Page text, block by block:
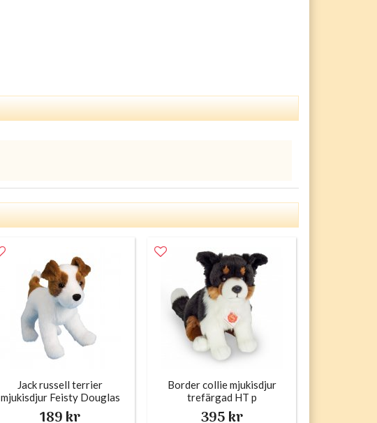
Jack russell terrier
mjukisdjur Feisty Douglas
189 kr
Border collie mjukisdjur
trefärgad HT p
395 kr